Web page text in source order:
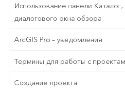
Использование панели Каталог,
диалогового окна обзора
ArcGIS Pro – уведомления
Термины для работы с
Создание проекта